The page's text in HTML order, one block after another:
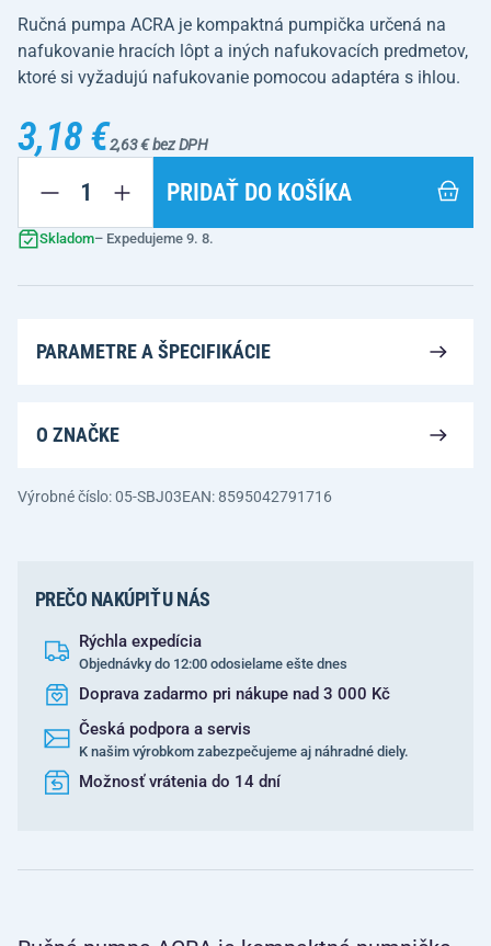
Ručná pumpa ACRA je kompaktná pumpička určená na
nafukovanie hracích lôpt a iných nafukovacích predmetov,
ktoré si vyžadujú nafukovanie pomocou adaptéra s ihlou.
3,18 €2,63 € bez DPH
PRIDAŤ DO KOŠÍKA
Skladom– Expedujeme 9. 8.
PARAMETRE A ŠPECIFIKÁCIE
O ZNAČKE
Výrobné číslo: 05-SBJ03EAN: 8595042791716
PREČO NAKÚPIŤ U NÁS
Rýchla expedícia
Objednávky do 12:00 odosielame ešte dnes
Doprava zadarmo pri nákupe nad 3 000 Kč
Česká podpora a servis
K našim výrobkom zabezpečujeme aj náhradné diely.
Možnosť vrátenia do 14 dní